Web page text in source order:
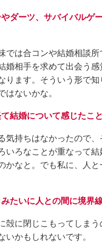
ダーツ、サバイバルゲ
は合コンや結婚相談所
婚相手を求めて出会う
ります。そういう形で
はないかな。
結婚について感じたこ
持ちはなかったので
いろなことが重なって
かなと。でも私に、人
たいに人との間に境界
に閉じこもってしま
いかもしれないです。